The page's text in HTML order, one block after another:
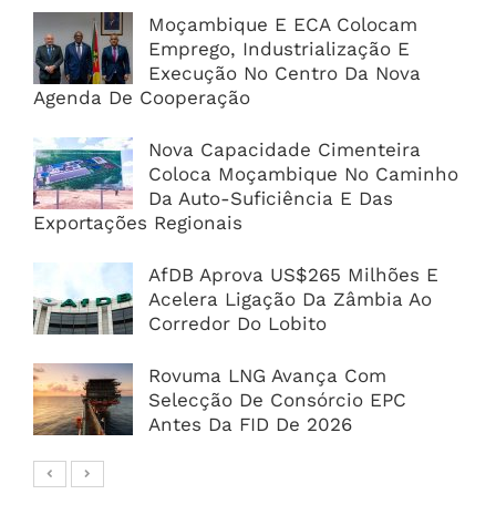
Moçambique E ECA Colocam
Emprego, Industrialização E
Execução No Centro Da Nova
Agenda De Cooperação
Nova Capacidade Cimenteira
Coloca Moçambique No Caminho
Da Auto-Suficiência E Das
Exportações Regionais
AfDB Aprova US$265 Milhões E
Acelera Ligação Da Zâmbia Ao
Corredor Do Lobito
Rovuma LNG Avança Com
Selecção De Consórcio EPC
Antes Da FID De 2026